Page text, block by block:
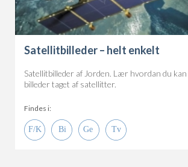
Satellitbilleder – helt enkelt
Satellitbilleder af Jorden. Lær hvordan du
billeder taget af satellitter.
Findes i: